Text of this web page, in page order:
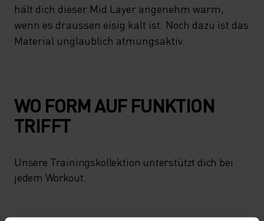
hält dich dieser Mid Layer angenehm warm,
wenn es draussen eisig kalt ist. Noch dazu ist das
Material unglaublich atmungsaktiv.
WO FORM AUF FUNKTION
TRIFFT
Unsere Trainingskollektion unterstützt dich bei
jedem Workout.